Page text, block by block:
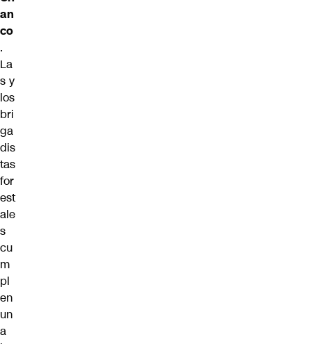
an
co
.
La
s y
los
bri
ga
dis
tas
for
est
ale
s
cu
m
pl
en
un
a